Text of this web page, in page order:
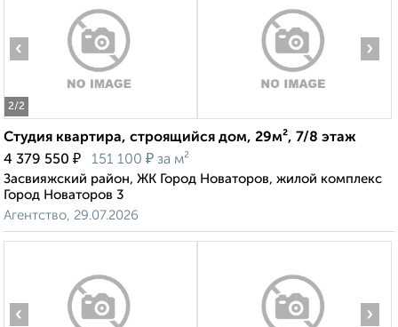
2/2
‹ ›
Студия квартира, строящийся дом, 29м², 7/8 этаж
4 379 550 ₽ 151 100 ₽ за м²
Засвияжский район, ЖК Город Новаторов, жилой комплекс
Город Новаторов 3
Агентство, 29.07.2026
‹ ›